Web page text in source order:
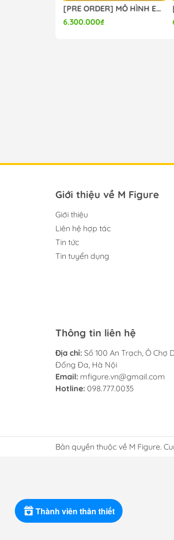
[PRE ORDER] MÔ HÌNH Evanescia - Honkai Star Rail (Summer Studio) FIGURE CHÍNH HÃNG
6.300.000₫
Giới thiệu về M Figure
Giới thiệu
Liên hệ hợp tác
Tin tức
Tin tuyển dụng
Thông tin liên hệ
Địa chỉ: Số 100 An Trạch, Ô Chợ
Đống Đa, Hà Nội
Email: mfigure.vn@gmail.com
Hotline: 098.777.0035
Bản quyền thuộc về M Figure.
Thành viên thân thiết